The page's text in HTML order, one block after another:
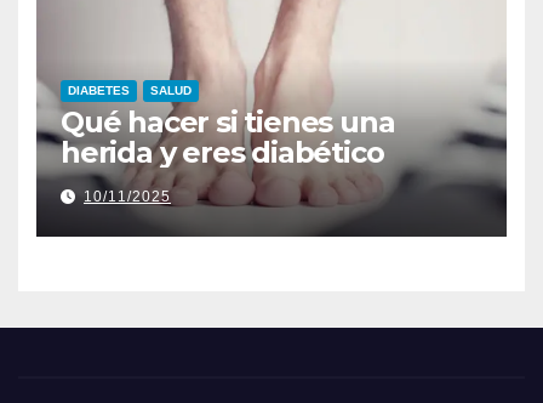
DIABETES SALUD
Qué hacer si tienes una
herida y eres diabético
10/11/2025